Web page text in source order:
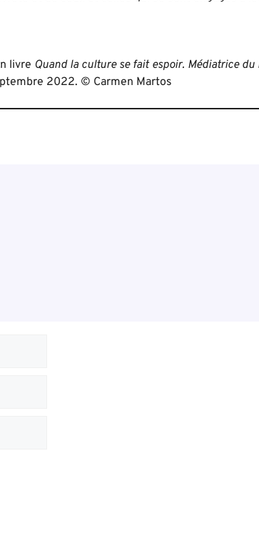
livre Quand la culture se fait espoir. Médiatrice
2022. © Carmen Martos